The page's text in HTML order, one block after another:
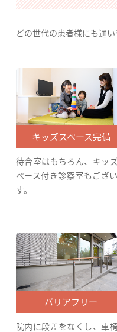
どの世代の患者様にも通
キッズスペース完備
待合室はもちろん、キッ
ペース付き診察室もござ
す。
バリアフリー
院内に段差をなくし、車